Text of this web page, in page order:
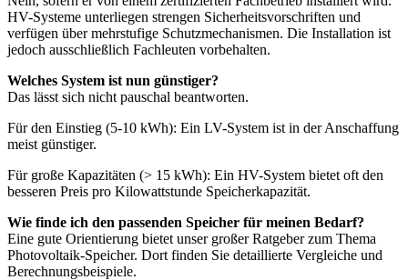
HV-Systeme unterliegen strengen Sicherheitsvorschriften und
verfügen über mehrstufige Schutzmechanismen. Die Installation ist
jedoch ausschließlich Fachleuten vorbehalten.
Welches System ist nun günstiger?
Das lässt sich nicht pauschal beantworten.
Für den Einstieg (5-10 kWh): Ein LV-System ist in der Anschaffung
meist günstiger.
Für große Kapazitäten (> 15 kWh): Ein HV-System bietet oft den
besseren Preis pro Kilowattstunde Speicherkapazität.
Wie finde ich den passenden Speicher für meinen Bedarf?
Eine gute Orientierung bietet unser großer Ratgeber zum Thema
Photovoltaik-Speicher. Dort finden Sie detaillierte Vergleiche und
Berechnungsbeispiele.